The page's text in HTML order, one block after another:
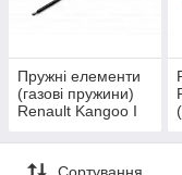
Пружні елементи
(газові пружини)
Renault Kangoo I
Сортування